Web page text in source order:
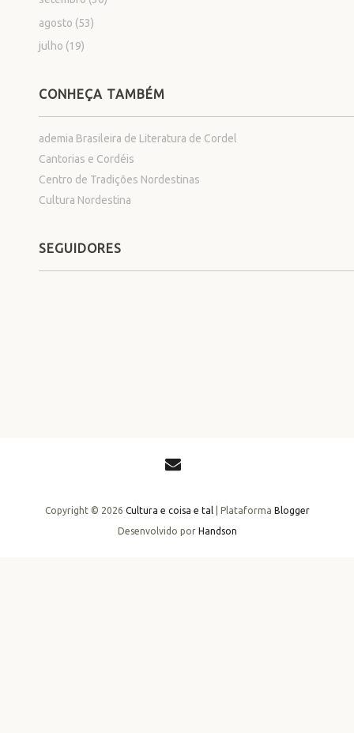
agosto (53)
julho (19)
CONHEÇA TAMBÉM
ademia Brasileira de Literatura de Cordel
Cantorias e Cordéis
Centro de Tradições Nordestinas
Cultura Nordestina
SEGUIDORES
Copyright © 2026 Cultura e coisa e tal| Plataforma Blogger
Desenvolvido por Handson